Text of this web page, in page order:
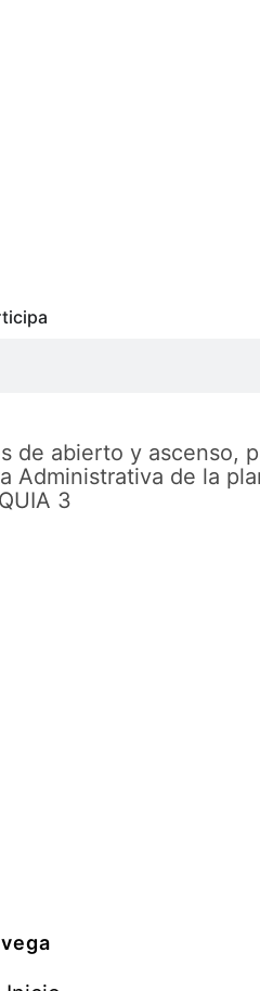
de abierto y ascenso,
Administrativa de la
3